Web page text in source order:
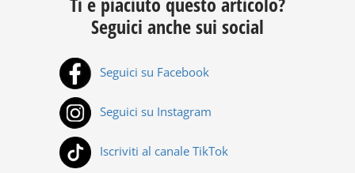
Seguici anche sui social
Seguici su Facebook
Seguici su Instagram
Iscriviti al canale TikTok